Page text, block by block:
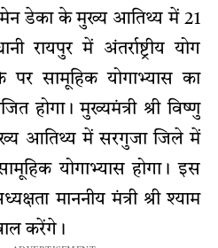
रमेन डेका के मुख्य आतिथ्य में 21
रायपुर में अंतर्राष्ट्रीय योग
सामूहिक योगाभ्यास का
होगा। मुख्यमंत्री श्री विष्णु
आतिथ्य में सरगुजा जिले में
योगाभ्यास होगा। इस
माननीय मंत्री श्री श्याम
करेंगे।